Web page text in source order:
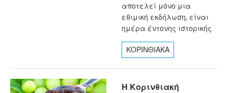
αποτελεί μόνο μια
εθιμική εκδήλωση, είναι
ημέρα έντονης ιστορικής
ΚΟΡΙΝΘΙΑΚΑ
Η Κορινθιακή